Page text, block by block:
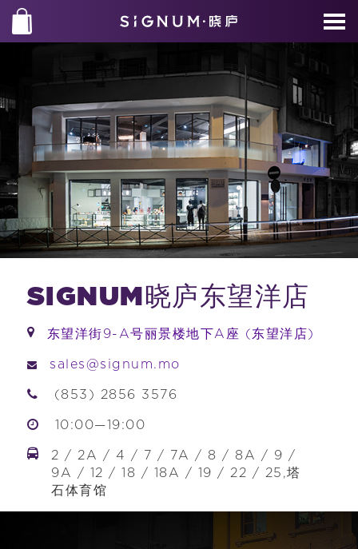
SIGNUM晓庐东望洋店
东望洋街9-A号丽景楼地下A座 (东望洋店)
sales@signum.mo
(853) 2856 3576
10:00—19:00
2 / 2A / 4 / 7 / 7A / 8 / 8A / 9 /
9A / 12 / 18 / 18A / 19 / 22 / 25,塔
石体育馆